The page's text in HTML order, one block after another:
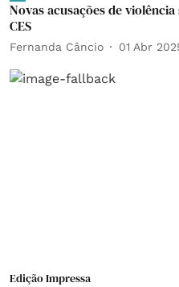
Novas acusações de
CES
Fernanda Câncio 01 Abr
Edição Impressa